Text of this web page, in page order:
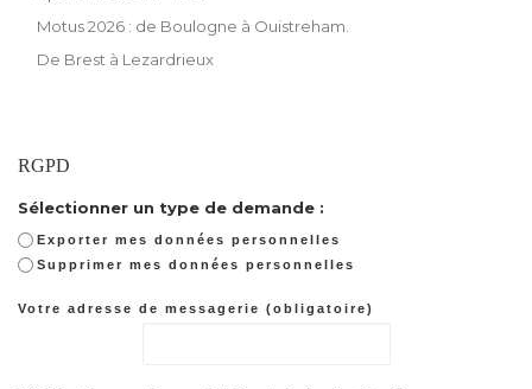
Motus 2026 : de Boulogne à Ouistreham.
De Brest à Lezardrieux
RGPD
Sélectionner un type de demande :
Exporter mes données personnelles
Supprimer mes données personnelles
Votre adresse de messagerie (obligatoire)